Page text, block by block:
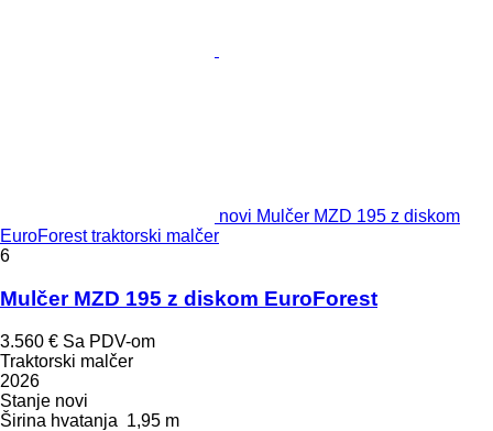
novi Mulčer MZD 195 z diskom
EuroForest traktorski malčer
6
Mulčer MZD 195 z diskom EuroForest
3.560 € Sa PDV-om
Traktorski malčer
2026
Stanje novi
Širina hvatanja 1,95 m